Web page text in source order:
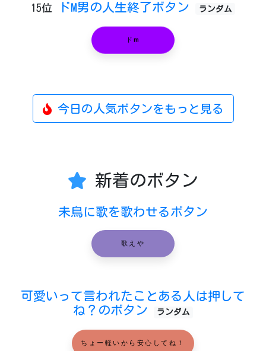
15位 ドM男の人生終了ボタン ランダム
ドm
今日の人気ボタンをもっと見る
新着のボタン
未鳥に歌を歌わせるボタン
歌えや
可愛いって言われたことある人は押して
ね？のボタン
ランダム
ちょー軽いから安心してね！